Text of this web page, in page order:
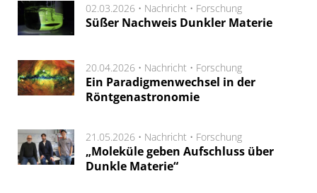
02.03.2026 • Nachricht • Forschung
Süßer Nachweis Dunkler Materie
20.04.2026 • Nachricht • Forschung
Ein Paradigmenwechsel in der
Röntgenastronomie
21.05.2026 • Nachricht • Forschung
„Moleküle geben Aufschluss über
Dunkle Materie“